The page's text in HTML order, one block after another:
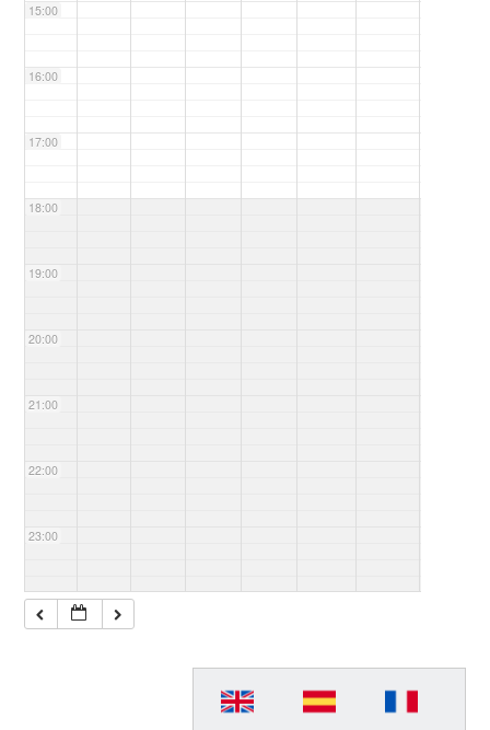
15:00
16:00
17:00
18:00
19:00
20:00
21:00
22:00
23:00